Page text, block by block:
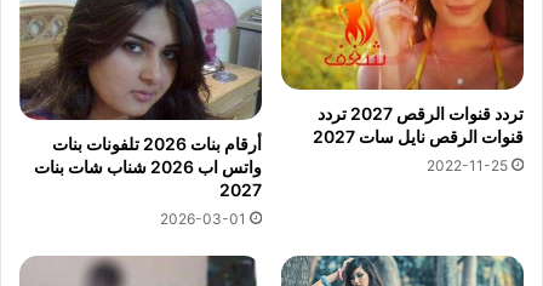
تردد قنوات الرقص 2027 تردد
قنوات الرقص نايل سات 2027
2022-11-25
أرقام بنات 2026 تلفونات بنات
واتس اب 2026 شناب شات بنات
2027
2026-03-01